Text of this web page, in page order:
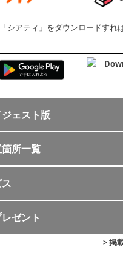
シアティ」をダウンロードすれ
ェスト版
所一覧
ゼント
> 掲